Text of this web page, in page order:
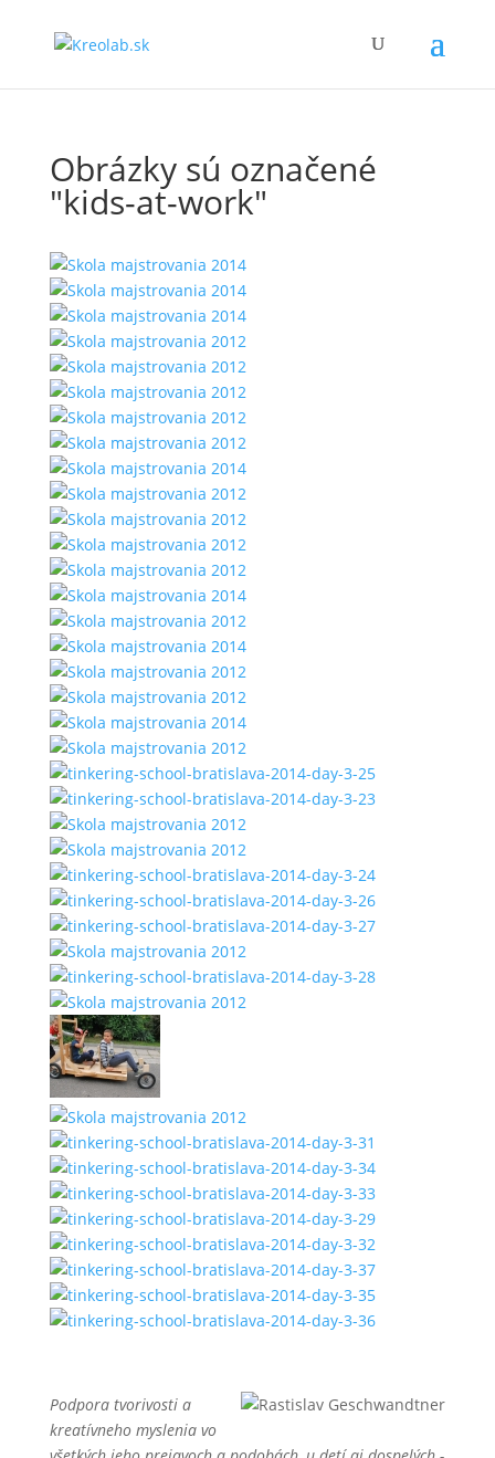
Obrázky sú označené
"kids-at-work"
Podpora tvorivosti a
kreatívneho myslenia vo